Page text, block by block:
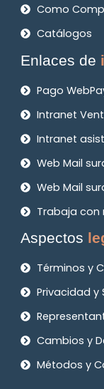
Como
Catálogos
Enlaces de
Pago
Intranet
Intranet
Web Mail
Web Mail
Trabaja con
Aspectos
Términos y
Privacidad y
Cambios y
Métodos y